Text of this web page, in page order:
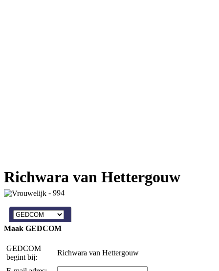
Richwara van Hettergouw
- 994
Maak GEDCOM
GEDCOM
begint bij:
Richwara van Hettergouw